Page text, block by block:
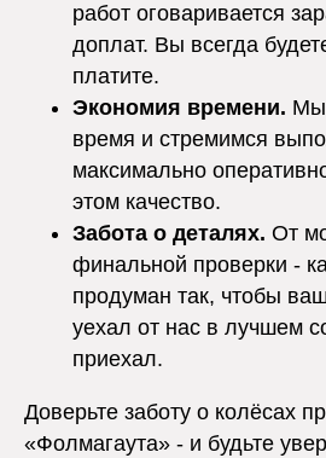
работ оговаривается
доплат. Вы всегда
платите.
Экономия времени. Мы
время и стремимся
максимально
этом качество.
Забота о деталях. От
финальной проверки -
продуман так, чтобы
уехал от нас в лучшем
приехал.
Доверьте заботу о колёсах
«Фолмагаута» - и будьте